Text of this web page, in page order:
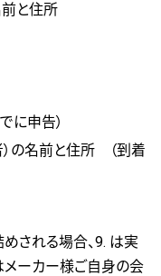
前と住所
に申告）
の名前と住所 （到着
される場合、9. は実
メーカー様ご自身の会